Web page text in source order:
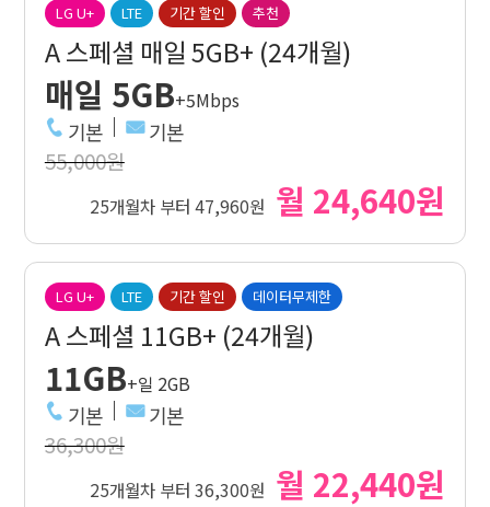
LG U+ LTE 기간 할인 추천
A 스페셜 매일 5GB+ (24개월)
매일 5GB+5Mbps
기본 기본
55,000원
25개월차 부터 47,960원 월 24,640원
LG U+ LTE 기간 할인 데이터무제한
A 스페셜 11GB+ (24개월)
11GB+일 2GB
기본 기본
36,300원
25개월차 부터 36,300원 월 22,440원